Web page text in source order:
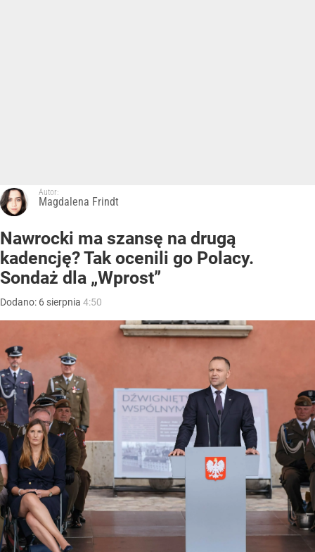
Autor:
Magdalena Frindt
Nawrocki ma szansę na drugą
kadencję? Tak ocenili go Polacy.
Sondaż dla „Wprost”
Dodano: 6 sierpnia 4:50